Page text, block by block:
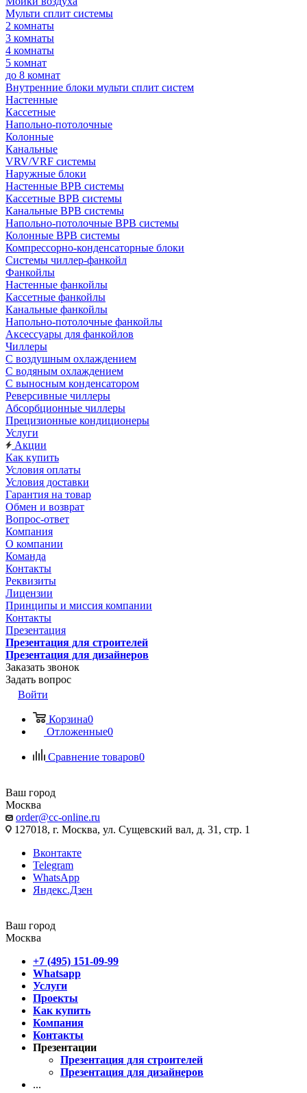
Мульти сплит системы
2 комнаты
3 комнаты
4 комнаты
5 комнат
до 8 комнат
Внутренние блоки мульти сплит систем
Настенные
Кассетные
Напольно-потолочные
Колонные
Канальные
VRV/VRF системы
Наружные блоки
Настенные ВРВ системы
Кассетные ВРВ системы
Канальные ВРВ системы
Напольно-потолочные ВРВ системы
Колонные ВРВ системы
Компрессорно-конденсаторные блоки
Системы чиллер-фанкойл
Фанкойлы
Настенные фанкойлы
Кассетные фанкойлы
Канальные фанкойлы
Напольно-потолочные фанкойлы
Аксессуары для фанкойлов
Чиллеры
С воздушным охлаждением
С водяным охлаждением
С выносным конденсатором
Реверсивные чиллеры
Абсорбционные чиллеры
Прецизионные кондиционеры
Услуги
Акции
Как купить
Условия оплаты
Условия доставки
Гарантия на товар
Обмен и возврат
Вопрос-ответ
Компания
О компании
Команда
Контакты
Реквизиты
Лицензии
Принципы и миссия компании
Контакты
Презентация
Презентация для строителей
Презентация для дизайнеров
Заказать звонок
Задать вопрос
Войти
Корзина0
Отложенные0
Сравнение товаров0
Ваш город
Москва
order@cc-online.ru
127018, г. Москва, ул. Сущевский вал, д. 31, стр. 1
Вконтакте
Telegram
WhatsApp
Яндекс.Дзен
Ваш город
Москва
+7 (495) 151-09-99
Whatsapp
Услуги
Проекты
Как купить
Компания
Контакты
Презентации
Презентация для строителей
Презентация для дизайнеров
...